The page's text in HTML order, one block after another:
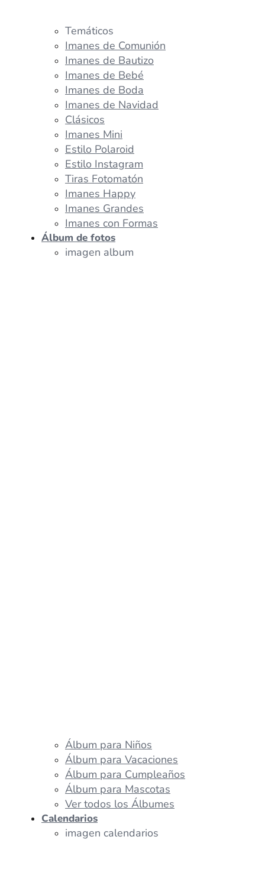
Temáticos
Imanes de Comunión
Imanes de Bautizo
Imanes de Bebé
Imanes de Boda
Imanes de Navidad
Clásicos
Imanes Mini
Estilo Polaroid
Estilo Instagram
Tiras Fotomatón
Imanes Happy
Imanes Grandes
Imanes con Formas
Álbum de fotos
imagen album
Álbum para Niños
Álbum para Vacaciones
Álbum para Cumpleaños
Álbum para Mascotas
Ver todos los Álbumes
Calendarios
imagen calendarios